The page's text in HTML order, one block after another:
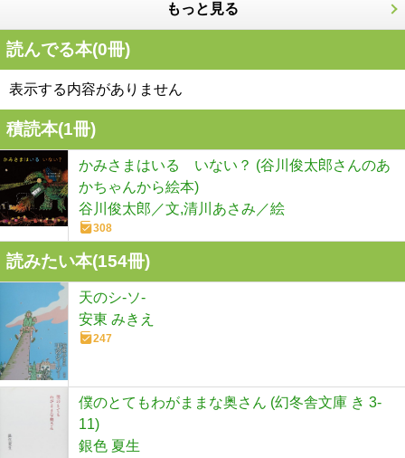
もっと見る
読んでる本(0冊)
表示する内容がありません
積読本(1冊)
かみさまはいる いない？ (谷川俊太郎さんのあ
かちゃんから絵本)
谷川俊太郎／文,清川あさみ／絵
308
読みたい本(154冊)
天のシ-ソ-
安東 みきえ
247
僕のとてもわがままな奥さん (幻冬舎文庫 き 3-
11)
銀色 夏生